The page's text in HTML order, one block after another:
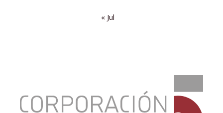
« Jul
A
MEDIAS